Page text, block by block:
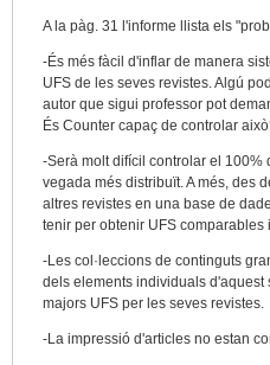
A la pàg. 31 l'informe llista els
-És més fàcil d'inflar de manera
UFS de les seves revistes. Algú
autor que sigui professor pot
És Counter capaç de controlar
-Serà molt difícil controlar el
vegada més distribuït. A més, des
altres revistes en una base de
tenir per obtenir UFS
-Les col·leccions de continguts
dels elements individuals d'aquest
majors UFS per les seves revistes.
-La impressió d'articles no estan